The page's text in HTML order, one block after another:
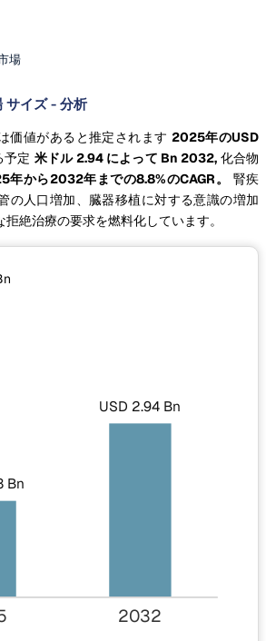
場
サイズ - 分析
価値があると推定されます 2025年のUSD
予定 米ドル 2.94 によって Bn 2032, 化合物
年から2032年までの8.8%のCAGR。
腎疾
の人口増加、臓器移植に対する意識の増加
絶治療の要求を燃料化しています。
Bn
USD 2.94 Bn
2032